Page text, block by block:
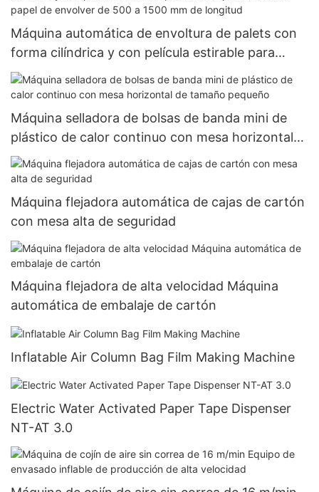
Máquina automática de envoltura de palets con
forma cilíndrica y con película estirable para
embalaje de rollos de papel de envolver de 500 a
1500 mm de longitud
Máquina selladora de bolsas de banda mini de
plástico de calor continuo con mesa horizontal
de tamaño pequeño
Máquina flejadora automática de cajas de cartón
con mesa alta de seguridad
Máquina flejadora de alta velocidad Máquina
automática de embalaje de cartón
Inflatable Air Column Bag Film Making Machine
Electric Water Activated Paper Tape Dispenser
NT-AT 3.0